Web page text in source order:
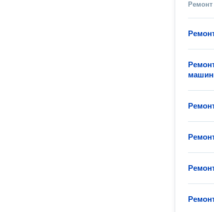
Ремонт